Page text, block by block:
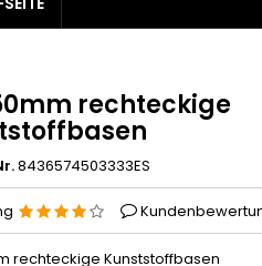
rechteckige
8436574503333ES
rechteckige Kunststoffbasen